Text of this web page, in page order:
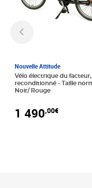
Nouvelle Attitude
Vélo électrique du facteur,
reconditionné - Taille normale -
Noir/ Rouge
1 490,00€